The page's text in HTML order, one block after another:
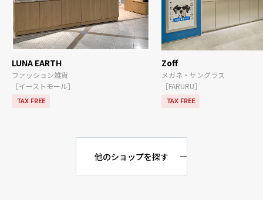
LUNA EARTH
ファッション雑貨
［イーストモール］
TAX FREE
Zoff
メガネ・サングラス
［FARURU］
TAX FREE
他のショップを探す